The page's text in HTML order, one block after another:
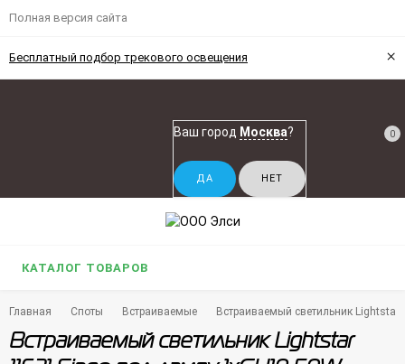
Полная версия сайта
Бесплатный подбор трекового освещения ×
Ваш город Москва? 0
КАТАЛОГ ТОВАРОВ
Главная Споты Встраиваемые Встраиваемый светильник
Встраиваемый светильник Lightstar